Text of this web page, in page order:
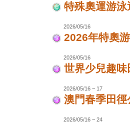
特殊奧運游
2026/05/16
2026年特奧
2026/05/16
世界少兒趣味
2026/05/16 ~ 17
澳門春季田徑
2026/05/16 ~ 24